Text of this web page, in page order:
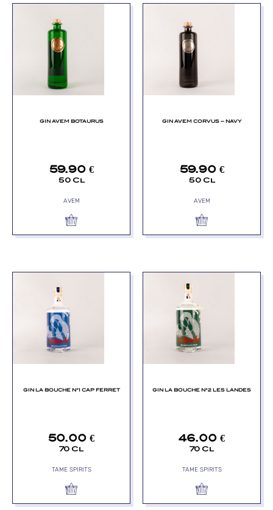
GIN AVEM BOTAURUS
59.90 €
50 Cl
AVEM
GIN AVEM CORVUS – NAVY
59.90 €
50 Cl
AVEM
GIN LA BOUCHE N°1 CAP FERRET
50.00 €
70 Cl
TAME SPIRITS
GIN LA BOUCHE N°2 LES LANDES
46.00 €
70 Cl
TAME SPIRITS